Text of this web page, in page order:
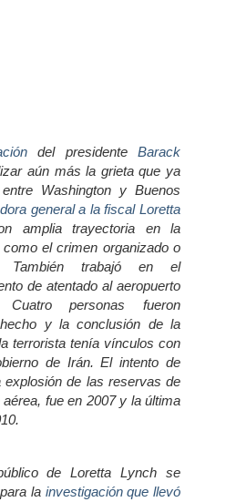
del presidenteBarack
aún más la grieta que ya
Washington y Buenos
general a la fiscal Loretta
amplia trayectoria en la
el crimen organizado o
También trabajó en el
de atentado al aeropuerto
personas fueron
y la conclusión de la
terrorista tenía vínculos con
de Irán. El intento de
explosión de las reservas de
fue en 2007 y la última
de Loretta Lynch se
la investigación que llevó